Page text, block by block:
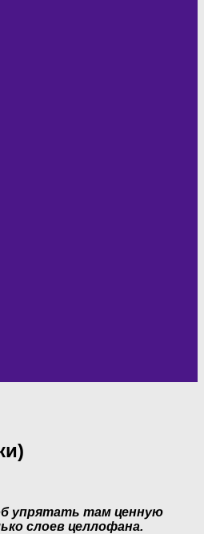
упрятать там ценную
слоев целлофана.